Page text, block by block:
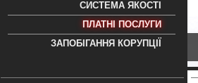
науково-дослідний експертно-
СИСТЕМА ЯКОСТІ
ПЛАТНІ ПОСЛУГИ
ЗАПОБІГАННЯ КОРУПЦІЇ